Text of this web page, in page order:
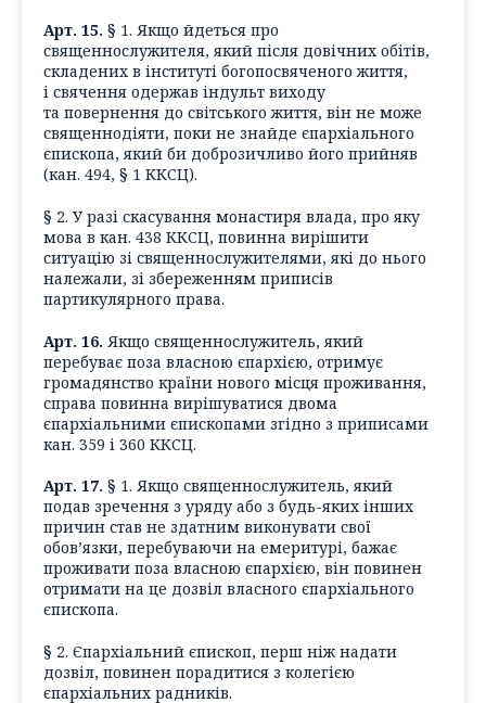
Арт. 15. § 1. Якщо йдеться про
священнослужителя, який після довічних обітів,
складених в інституті богопосвяченого життя,
і свячення одержав індульт виходу
та повернення до світського життя, він не може
священнодіяти, поки не знайде єпархіального
єпископа, який би доброзичливо його прийняв
(кан. 494, § 1 ККСЦ).
§ 2. У разі скасування монастиря влада, про яку
мова в кан. 438 ККСЦ, повинна вирішити
ситуацію зі священнослужителями, які до нього
належали, зі збереженням приписів
партикулярного права.
Арт. 16. Якщо священнослужитель, який
перебуває поза власною єпархією, отримує
громадянство країни нового місця проживання,
справа повинна вирішуватися двома
єпархіальними єпископами згідно з приписами
кан. 359 і 360 ККСЦ.
Арт. 17. § 1. Якщо священнослужитель, який
подав зречення з уряду або з будь-яких інших
причин став не здатним виконувати свої
обов’язки, перебуваючи на емеритурі, бажає
проживати поза власною єпархією, він повинен
отримати на це дозвіл власного єпархіального
єпископа.
§ 2. Єпархіальний єпископ, перш ніж надати
дозвіл, повинен порадитися з колегією
єпархіальних радників.